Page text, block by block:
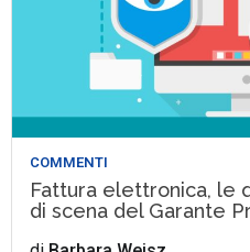
COMMENTI
Fattura elettronica, le
di scena del Garante